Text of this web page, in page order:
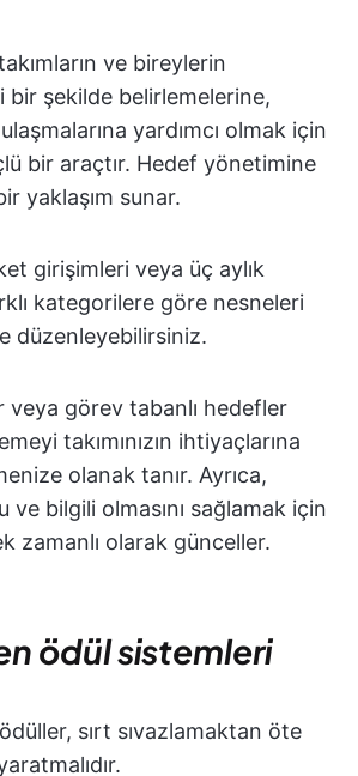
ve bireylerin
bir şekilde belirlemelerine,
yardımcı olmak için
bir araçtır. Hedef yönetimine
yaklaşım sunar.
girişimleri veya üç aylık
kategorilere göre nesneleri
düzenleyebilirsiniz.
veya görev tabanlı hedefler
takımınızın ihtiyaçlarına
olanak tanır. Ayrıca,
ve bilgili olmasını sağlamak için
zamanlı olarak günceller.
ödül sistemleri
ödüller, sırt sıvazlamaktan öte